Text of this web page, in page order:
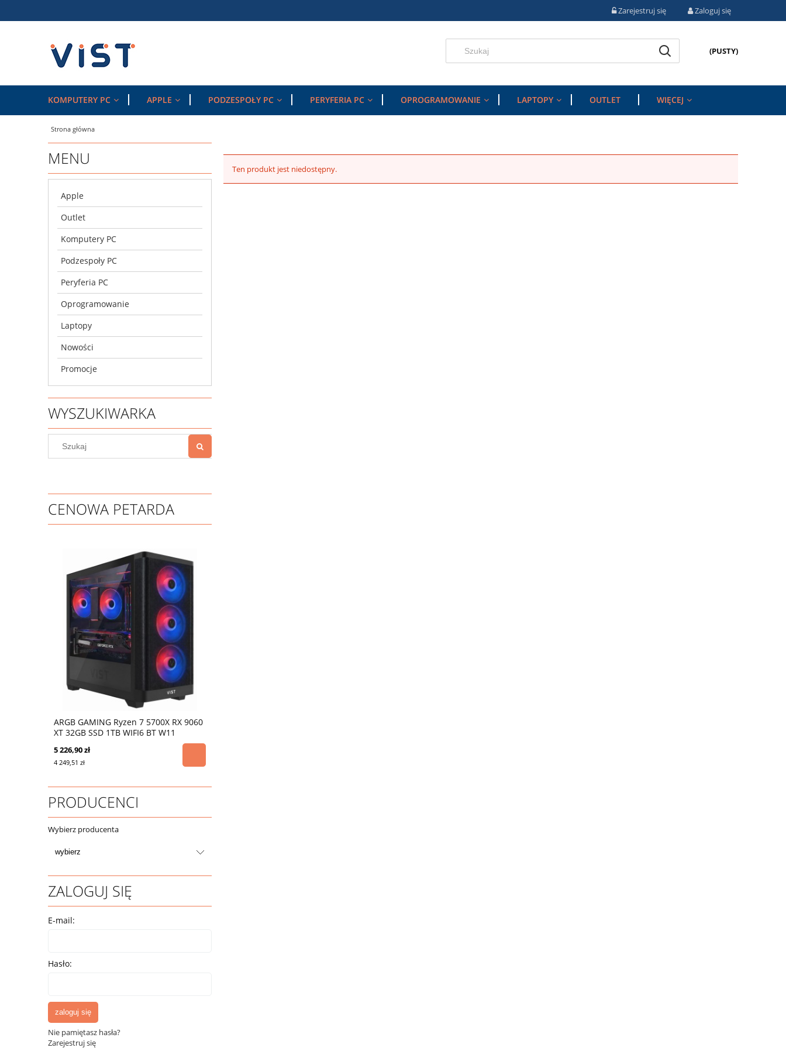
Zarejestruj się Zaloguj się
(PUSTY)
KOMPUTERY PC APPLE PODZESPOŁY PC PERYFERIA PC OPROGRAMOWANIE LAPTOPY OUTLET WIĘCEJ
Strona główna
MENU
Apple
Outlet
Komputery PC
Podzespoły PC
Peryferia PC
Oprogramowanie
Laptopy
Nowości
Promocje
WYSZUKIWARKA
CENOWA PETARDA
ARGB GAMING Ryzen 7 5700X RX 9060
XT 32GB SSD 1TB WIFI6 BT W11
5 226,90 zł
4 249,51 zł
PRODUCENCI
Wybierz producenta
ZALOGUJ SIĘ
E-mail:
Hasło:
zaloguj się
Nie pamiętasz hasła?
Zarejestruj się
Ten produkt jest niedostępny.